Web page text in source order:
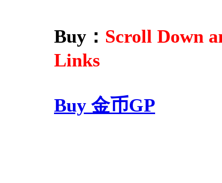
Buy： Scroll Down
Links
Buy 金币GP